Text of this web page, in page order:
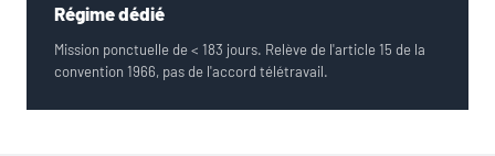
Régime dédié
Mission ponctuelle de < 183 jours. Relève de l'article 15 de la
convention 1966, pas de l'accord télétravail.